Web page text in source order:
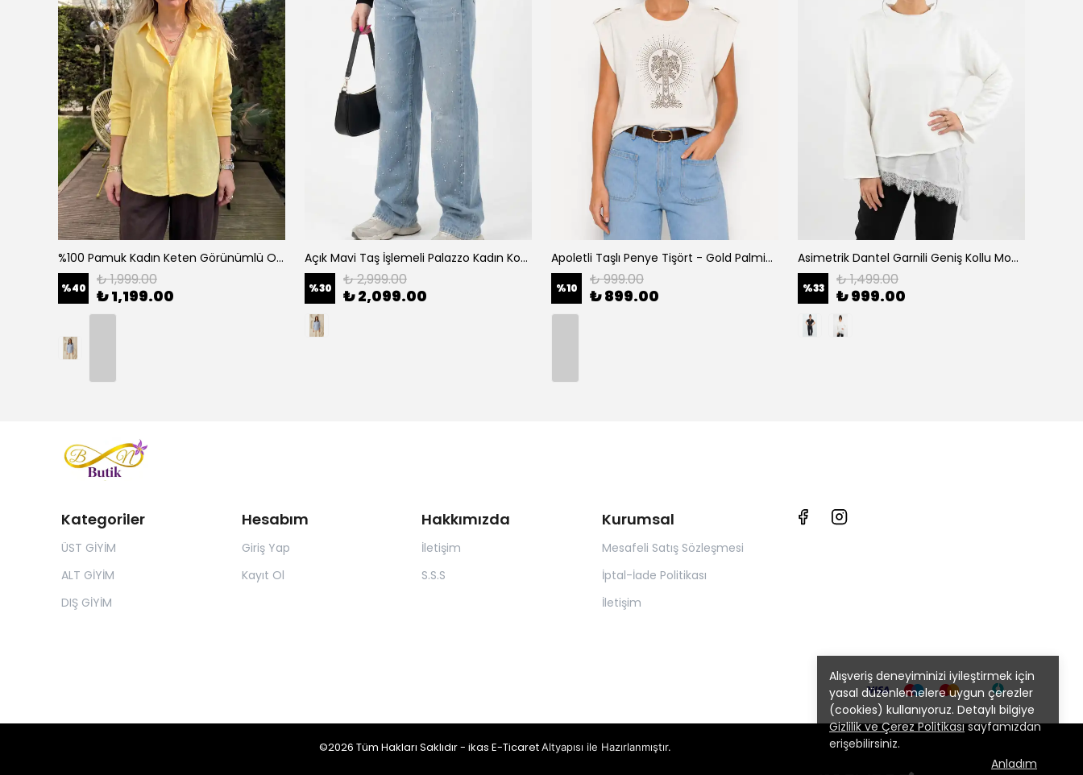
Alışveriş deneyiminizi iyileştirmek için
yasal düzenlemelere uygun çerezler
(cookies) kullanıyoruz. Detaylı bilgiye
Gizlilik ve Çerez Politikasısayfamızdan
erişebilirsiniz.
Anladım
%100 Pamuk Kadın Keten Görünümlü Oversize Gömlek - Rahat Kesim Basic - Sarı
%40 ₺ 1,999.00
₺ 1,199.00
Açık Mavi Taş İşlemeli Palazzo Kadın Kot Pantolon - Mavi
%30 ₺ 2,999.00
₺ 2,099.00
Apoletli Taşlı Penye Tişört - Gold Palmiye İşlemeli Vatkalı Şık T-Shirt - Kırık Beyaz
%10 ₺ 999.00
₺ 899.00
Asimetrik Dantel Garnili Geniş Kollu Modern Sweatshirt Bluz - Beyaz
%33 ₺ 1,499.00
₺ 999.00
Kategoriler
ÜST GİYİM
ALT GİYİM
DIŞ GİYİM
Hesabım
Giriş Yap
Kayıt Ol
Hakkımızda
İletişim
S.S.S
Kurumsal
Mesafeli Satış Sözleşmesi
İptal-İade Politikası
İletişim
©2026 Tüm Hakları Saklıdır - ikas E-TicaretAltyapısı ile Hazırlanmıştır.